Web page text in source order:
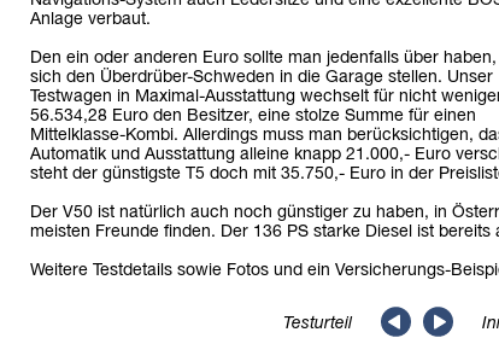
Anlage verbaut.
Den ein oder anderen Euro sollte man jedenfalls über
sich den Überdrüber-Schweden in die Garage stellen. Unser
Testwagen in Maximal-Ausstattung wechselt für nicht
56.534,28 Euro den Besitzer, eine stolze Summe für einen
Mittelklasse-Kombi. Allerdings muss man berücksichtigen,
Automatik und Ausstattung alleine knapp 21.000,- Euro
steht der günstigste T5 doch mit 35.750,- Euro in der
Der V50 ist natürlich auch noch günstiger zu haben, in
meisten Freunde finden. Der 136 PS starke Diesel ist
Weitere Testdetails sowie Fotos und ein Versicherungs-
Testurteil